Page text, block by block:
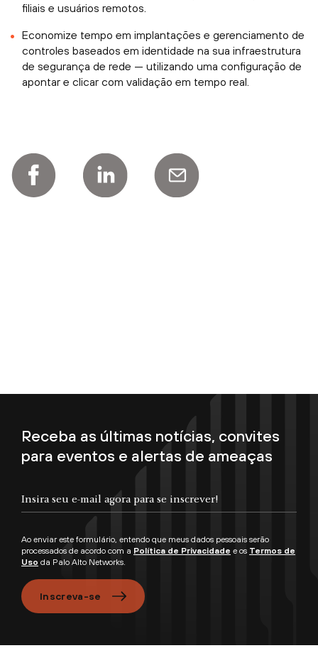
filiais e usuários remotos.
Economize tempo em implantações e gerenciamento de
controles baseados em identidade na sua infraestrutura
de segurança de rede — utilizando uma configuração de
apontar e clicar com validação em tempo real.
Receba as últimas notícias, convites
para eventos e alertas de ameaças
Ao enviar este formulário, entendo que meus dados pessoais serão
processados de acordo com a Política de Privacidade e os Termos de
Uso da Palo Alto Networks.
Inscreva-se